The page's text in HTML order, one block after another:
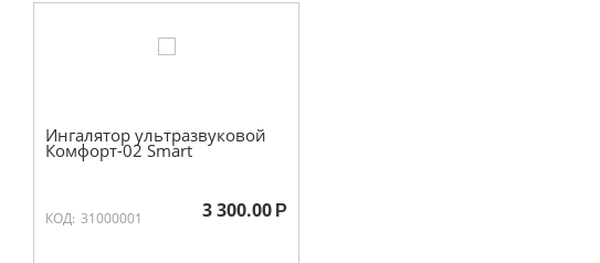
Ингалятор ультразвуковой
Комфорт-02 Smart
КОД: 31000001 3 300.00 Р